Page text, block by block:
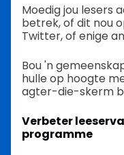
Moedig jou lesers
betrek, of dit nou
Twitter, of enige
Bou 'n
hulle op hoogte
agter-die-skerm
Verbeter
programme